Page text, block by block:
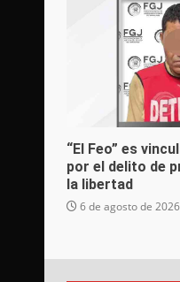
“El Feo” es
por el delito de
la libertad
6 de agosto de 2026